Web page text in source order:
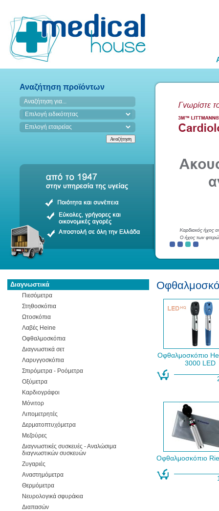
Αναζήτηση προϊόντων
Διαγνωστικά
Πιεσόμετρα
Στηθοσκόπια
Ωτοσκόπια
Λαβές Heine
Οφθαλμοσκόπια
Διαγνωστικά σετ
Λαρυγγοσκόπια
Σπιρόμετρα - Ροόμετρα
Οξύμετρα
Καρδιογράφοι
Μόνιτορ
Λιπομετρητές
Δερματοπτυχόμετρα
Μεζούρες
Διαγνωστικές συσκευές - Αναλώσιμα
διαγνωστικών συσκευών
Ζυγαριές
Αναστημόμετρα
Θερμόμετρα
Νευρολογικά σφυράκια
Διαπασών
Οφθαλμοσκόπιο
3000 LED
Οφθαλμοσκόπιο